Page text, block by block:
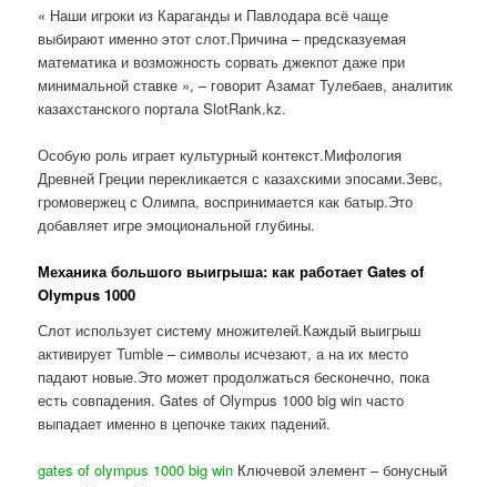
« Наши игроки из Караганды и Павлодара всё чаще
выбирают именно этот слот.Причина – предсказуемая
математика и возможность сорвать джекпот даже при
минимальной ставке », – говорит Азамат Тулебаев, аналитик
казахстанского портала SlotRank.kz.
Особую роль играет культурный контекст.Мифология
Древней Греции перекликается с казахскими эпосами.Зевс,
громовержец с Олимпа, воспринимается как батыр.Это
добавляет игре эмоциональной глубины.
Механика большого выигрыша: как работает Gates of
Olympus 1000
Слот использует систему множителей.Каждый выигрыш
активирует Tumble – символы исчезают, а на их место
падают новые.Это может продолжаться бесконечно, пока
есть совпадения. Gates of Olympus 1000 big win часто
выпадает именно в цепочке таких падений.
gates of olympus 1000 big win Ключевой элемент – бонусный